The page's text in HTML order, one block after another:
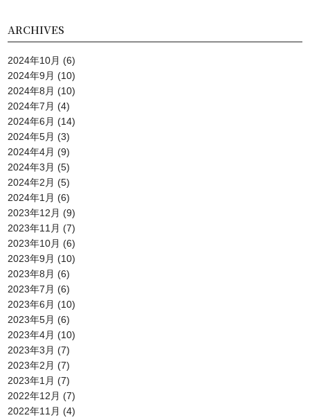
ARCHIVES
2024年10月 (6)
2024年9月 (10)
2024年8月 (10)
2024年7月 (4)
2024年6月 (14)
2024年5月 (3)
2024年4月 (9)
2024年3月 (5)
2024年2月 (5)
2024年1月 (6)
2023年12月 (9)
2023年11月 (7)
2023年10月 (6)
2023年9月 (10)
2023年8月 (6)
2023年7月 (6)
2023年6月 (10)
2023年5月 (6)
2023年4月 (10)
2023年3月 (7)
2023年2月 (7)
2023年1月 (7)
2022年12月 (7)
2022年11月 (4)